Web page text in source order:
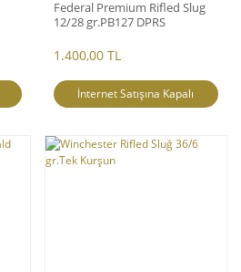
Federal Premium Rifled Slug
12/28 gr.PB127 DPRS
1.400,00 TL
İnternet Satışına Kapalı